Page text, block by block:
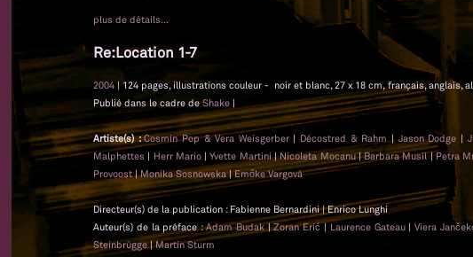
plus de détails...
Re:Location 1-7
2004 | 124 pages, illustrations couleur - noir et blanc, 27 x 18 cm, français, anglais,
Publié dans le cadre de Shake |
Artiste(s) :Cosmin Pop & Vera Weisgerber| Décostred & Rahm |Jason Dodge |
Malphettes | Herr Mario|Yvette Martini|Nicoleta Mocanu|Barbara Musil|Petra
Provoost|Monika Sosnowska| Emőke Vargová
Directeur(s) de la publication : Fabienne Bernardini | Enrico Lunghi
Auteur(s) de la préface :Adam Budak|Zoran Erić|Laurence Gateau |Viera
Steinbrügge|Martin Sturm